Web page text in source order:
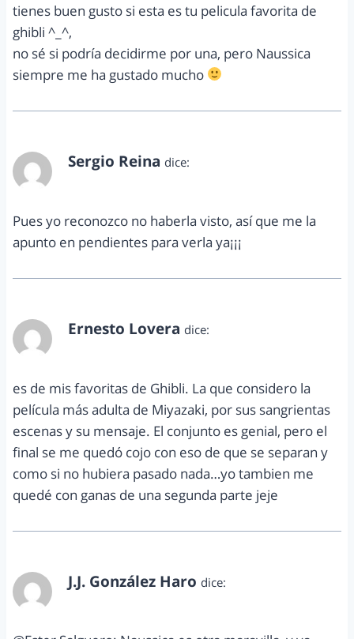
tienes buen gusto si esta es tu pelicula favorita de
ghibli ^_^,
no sé si podría decidirme por una, pero Naussica
siempre me ha gustado mucho
Sergio Reina dice:
Pues yo reconozco no haberla visto, así que me la
apunto en pendientes para verla ya¡¡¡
Ernesto Lovera dice:
es de mis favoritas de Ghibli. La que considero la
película más adulta de Miyazaki, por sus sangrientas
escenas y su mensaje. El conjunto es genial, pero el
final se me quedó cojo con eso de que se separan y
como si no hubiera pasado nada…yo tambien me
quedé con ganas de una segunda parte jeje
J.J. González Haro dice: